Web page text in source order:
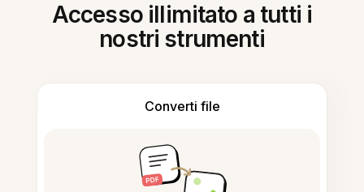
Accesso illimitato a tutti i
nostri strumenti
Converti file